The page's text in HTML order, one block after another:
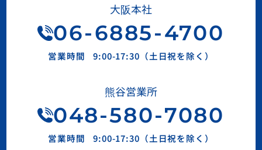
大阪本社
06-6885-4700
営業時間 9:00-17:30（土日祝を除く）
熊谷営業所
048-580-7080
営業時間 9:00-17:30（土日祝を除く）